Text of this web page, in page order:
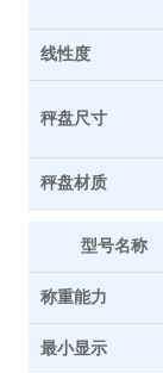
线性度
秤盘尺寸
秤盘材质
型号名称
称重能力
最小显示